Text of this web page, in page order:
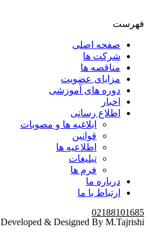
فهرست
صفحه اصلی
شرکت ها
مناقصه ها
مزایای عضویت
دوره های آموزشی
اخبار
اطلاع رسانی
ابلاغیه ها و مصوبات
قوانین
اطلاعیه ها
تبلیغات
فرم ها
درباره ما
ارتباط با ما
02188101685
Developed & Designed By M.Tajrishi